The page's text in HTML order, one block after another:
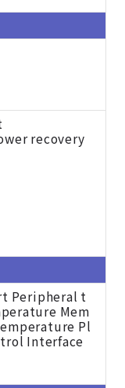
recovery
Peripheral t
Mem
Pl
Interface